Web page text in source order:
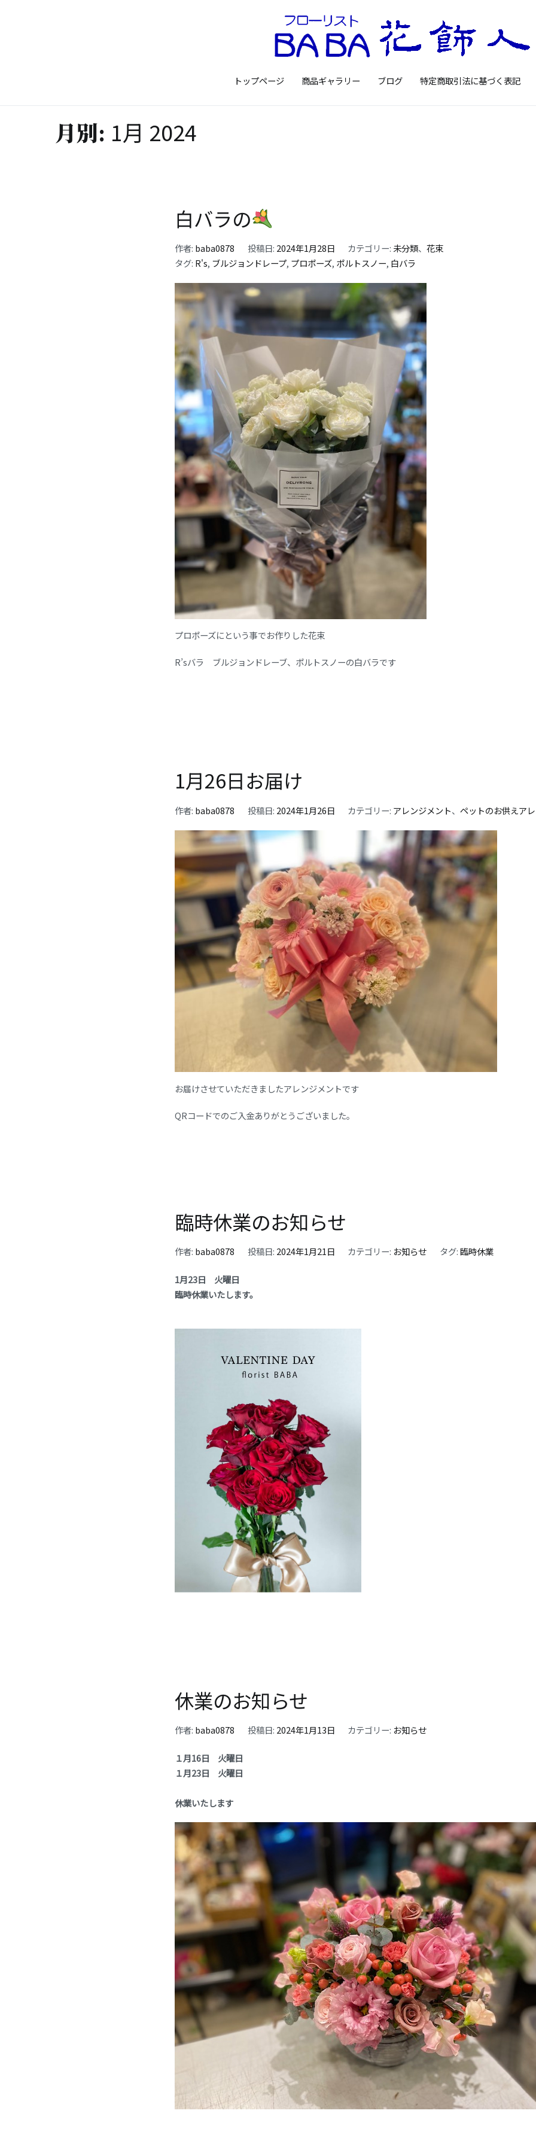
トップページ 商品ギャラリー ブログ 特定商取引法に基づく表記
月別: 1月 2024
白バラの
作者: baba0878 投稿日: 2024年1月28日 カテゴリー: 未分類、花束
タグ: R's, ブルジョンドレープ, プロポーズ, ポルトスノー, 白バラ
プロポーズにという事でお作りした花束
R’sバラ ブルジョンドレーブ、ポルトスノーの白バラです
1月26日お届け
作者: baba0878 投稿日: 2024年1月26日 カテゴリー: アレンジメント、ペットのお供えア
お届けさせていただきましたアレンジメントです
QRコードでのご入金ありがとうございました。
臨時休業のお知らせ
作者: baba0878 投稿日: 2024年1月21日 カテゴリー: お知らせ タグ:臨時休業
1月23日 火曜日
臨時休業いたします。
休業のお知らせ
作者: baba0878 投稿日: 2024年1月13日 カテゴリー: お知らせ
１月16日 火曜日
１月23日 火曜日
休業いたします